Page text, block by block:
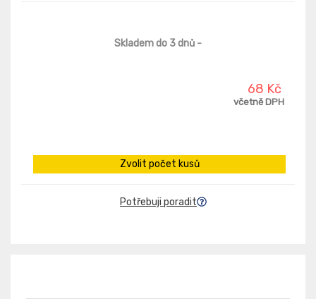
Skladem do 3 dnů -
68 Kč
včetně DPH
Zvolit počet kusů
Potřebuji poradit